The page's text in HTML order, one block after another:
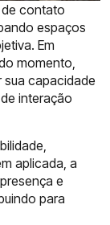
contato
espaços
Em
momento,
sua capacidade
interação
aplicada, a
e
para